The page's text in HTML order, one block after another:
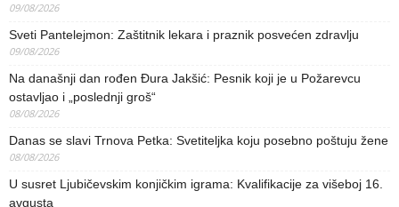
09/08/2026
Sveti Pantelejmon: Zaštitnik lekara i praznik posvećen zdravlju
09/08/2026
Na današnji dan rođen Đura Jakšić: Pesnik koji je u Požarevcu
ostavljao i „poslednji groš“
08/08/2026
Danas se slavi Trnova Petka: Svetiteljka koju posebno poštuju žene
08/08/2026
U susret Ljubičevskim konjičkim igrama: Kvalifikacije za višeboj 16.
avgusta